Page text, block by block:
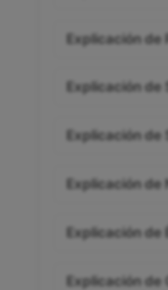
Explicación de
Explicación de
Explicación de
Explicación de
Explicación de
Explicación de